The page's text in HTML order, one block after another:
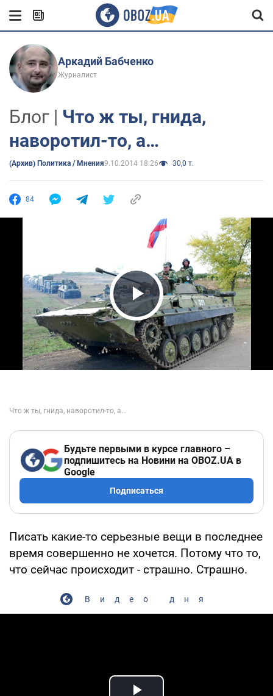
Аркадий Бабченко
Журналист
Блог | Что ж ты, гнида,
наворотил-то, а…
(Архив) Политика / Мнения9.10.2014 18:26 30,0 т.
84
Play Video
Будьте первыми в курсе главного –
подпишитесь на Новини на OBOZ.UA в
Google
Подписаться
Писать какие-то серьезные вещи в последнее
время совершенно не хочется. Потому что то,
что сейчас происходит - страшно. Страшно.
Видео дня